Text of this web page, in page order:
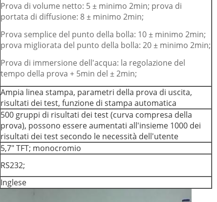
Lasciate un messaggio
Ti richiameremo presto!
Prova di volume netto: 5 ± minimo 2min; prova di
portata di diffusione: 8 ± minimo 2min;
Prova semplice del punto della bolla: 10 ± minimo 2min;
prova migliorata del punto della bolla: 20 ± minimo 2min;
Prova di immersione dell'acqua: la regolazione del
tempo della prova + 5min del ± 2min;
Ampia linea stampa, parametri della prova di uscita,
risultati dei test, funzione di stampa automatica
500 gruppi di risultati dei test (curva compresa della
prova), possono essere aumentati all'insieme 1000 dei
risultati dei test secondo le necessità dell'utente
5,7" TFT; monocromio
RS232;
Inglese